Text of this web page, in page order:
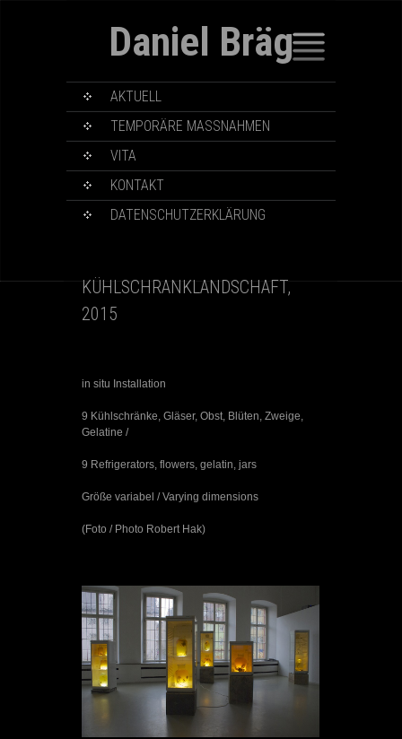
Daniel Bräg
SKIP
CONTENT
AKTUELL
TEMPORÄRE MASSNAHMEN
VITA
KONTAKT
DATENSCHUTZERKLÄRUNG
KÜHLSCHRANKLANDSCHAFT,
2015
in situ Installation
9 Kühlschränke, Gläser, Obst, Blüten, Zweige,
Gelatine /
9 Refrigerators, flowers, gelatin, jars
Größe variabel / Varying dimensions
(Foto / Photo Robert Hak)